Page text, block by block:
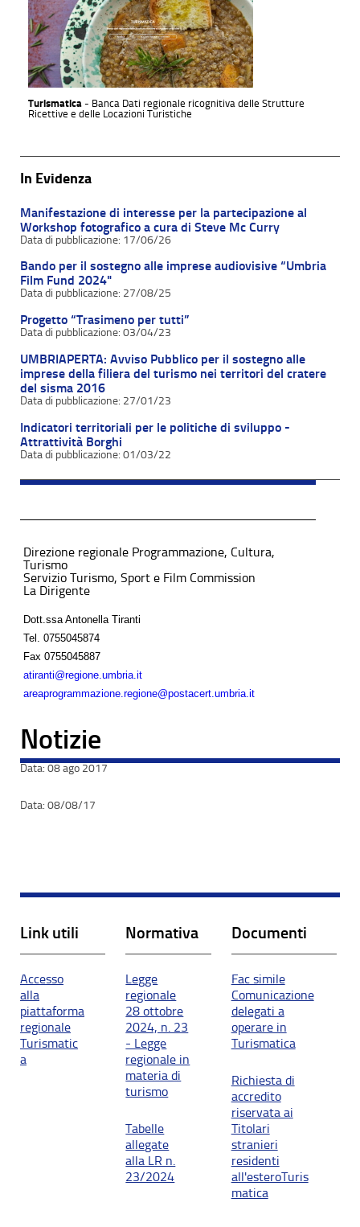
Turismatica - Banca Dati regionale ricognitiva delle Strutture
Ricettive e delle Locazioni Turistiche
In Evidenza
Manifestazione di interesse per la partecipazione al
Workshop fotografico a cura di Steve Mc Curry
17/06/26
Bando per il sostegno alle imprese audiovisive “Umbria
Film Fund 2024"
27/08/25
Progetto “Trasimeno per tutti”
03/04/23
UMBRIAPERTA: Avviso Pubblico per il sostegno alle
imprese della filiera del turismo nei territori del cratere
del sisma 2016
27/01/23
Indicatori territoriali per le politiche di sviluppo -
Attrattività Borghi
01/03/22
Direzione regionale Programmazione, Cultura,
Turismo
Servizio Turismo, Sport e Film Commission
La Dirigente
Dott.ssa Antonella Tiranti
Tel. 0755045874
Fax 0755045887
atiranti@regione.umbria.it
areaprogrammazione.regione@postacert.umbria.it
Notizie
08 ago 2017
08/08/17
Link utili
Accesso
alla
piattaforma
regionale
Turismatic
a
Normativa
Legge
regionale
28 ottobre
2024, n. 23
- Legge
regionale in
materia di
turismo
Tabelle
allegate
alla LR n.
23/2024
Documenti
Fac simile
Comunicazione
delegati a
operare in
Turismatica
Richiesta di
accredito
riservata ai
Titolari
stranieri
residenti
all'esteroTuris
matica